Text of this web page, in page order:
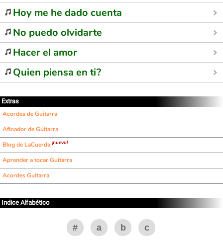
Hoy me he dado cuenta
No puedo olvidarte
Hacer el amor
Quien piensa en ti?
Extras
Acordes de Guitarra
Afinador de Guitarra
Blog de LaCuerda ¡nuevo!
Aprender a tocar Guitarra
Acordes Guitarra
Indice Alfabético
# a b c